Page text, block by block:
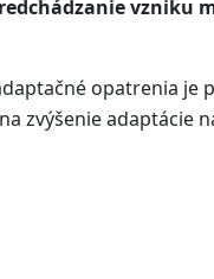
vzniku
opatrenia
zvýšenie adaptácie